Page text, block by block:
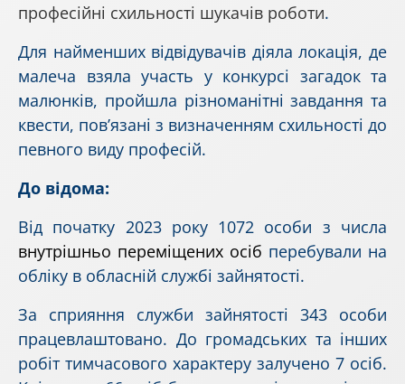
професійні схильності шукачів роботи.
Для найменших відвідувачів діяла локація, де
малеча взяла участь у конкурсі загадок та
малюнків, пройшла різноманітні завдання та
квести, пов’язані з визначенням схильності до
певного виду професій.
До відома:
Від початку 2023 року 1072 особи з числа
внутрішньо переміщених осіб перебували на
обліку в обласній службі зайнятості.
За сприяння служби зайнятості 343 особи
працевлаштовано. До громадських та інших
робіт тимчасового характеру залучено 7 осіб.